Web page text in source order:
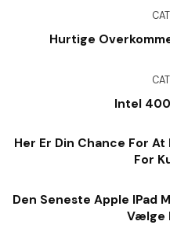
Hurtige
Intel
Her Er Din Chance For At
For
Den Seneste Apple IPad
Vælge